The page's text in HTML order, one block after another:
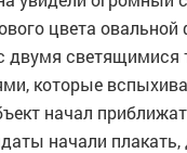
цвета
двумя светящимися
которые
начал
начали плакать,